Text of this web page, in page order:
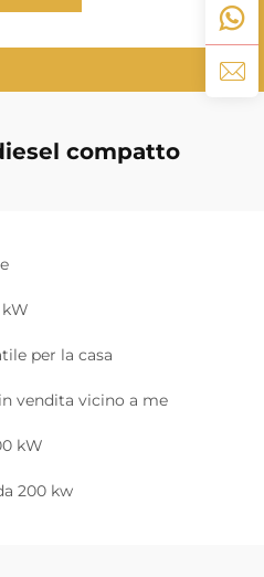
compatto
per la casa
vendita vicino a me
kW
200 kw